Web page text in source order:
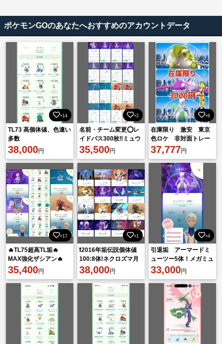
ポケモンGOのあなたへおすすめのアカウントデータ
×14
TL73 高個体値、色違い
多数
38,000円
×2
名前・チーム変更⭕️レ
イドパス300枚‼️ミュウ
ツー高個体XXL
35,500円
×6
在庫限り 激安 東京
色ロケ 非対面トレー
ド
37,777円
×17
🔥TL75超高TL垢🔥
MAX強化ザシアン🔥
100%MAX強化グラー
ドン🔥box3800🔥
35,400円
×1
❗️2016年垢伝説個体値
100:8体!ネクロズマ月
食100!合体伝説全種類!
伝説幻293体所持
38,000円
×4
引退垢 アーマードミ
ューツー5体！メガミュ
ウツー！
33,000円